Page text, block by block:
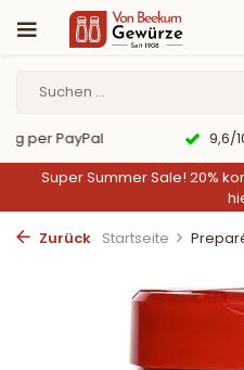
PayPal
9,6/10
Super Summer Sale! 20%
Zurück Startseite